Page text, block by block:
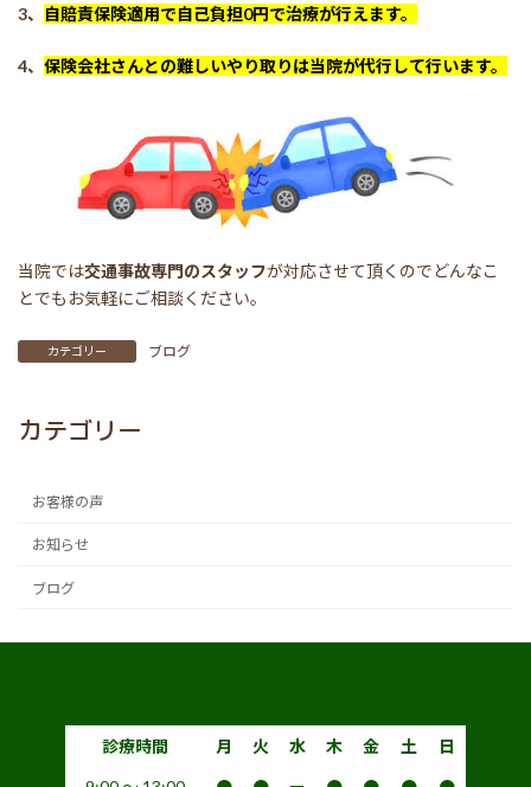
3、 自賠責保険適用で自己負担0円で治療が行えます。
4、 保険会社さんとの難しいやり取りは当院が代行して行います。
当院では交通事故専門のスタッフが対応させて頂くのでどんなこ
とでもお気軽にご相談ください。
カテゴリー ブログ
カテゴリー
お客様の声
お知らせ
ブログ
診療時間 月 火 水 木 金 土
日